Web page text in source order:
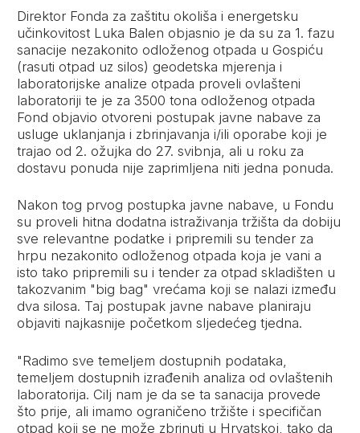
Direktor Fonda za zaštitu okoliša i energetsku
učinkovitost Luka Balen objasnio je da su za 1. fazu
sanacije nezakonito odloženog otpada u Gospiću
(rasuti otpad uz silos) geodetska mjerenja i
laboratorijske analize otpada proveli ovlašteni
laboratoriji te je za 3500 tona odloženog otpada
Fond objavio otvoreni postupak javne nabave za
usluge uklanjanja i zbrinjavanja i/ili oporabe koji je
trajao od 2. ožujka do 27. svibnja, ali u roku za
dostavu ponuda nije zaprimljena niti jedna ponuda.
Nakon tog prvog postupka javne nabave, u Fondu
su proveli hitna dodatna istraživanja tržišta da dobiju
sve relevantne podatke i pripremili su tender za
hrpu nezakonito odloženog otpada koja je vani a
isto tako pripremili su i tender za otpad skladišten u
takozvanim "big bag" vrećama koji se nalazi između
dva silosa. Taj postupak javne nabave planiraju
objaviti najkasnije početkom sljedećeg tjedna.
"Radimo sve temeljem dostupnih podataka,
temeljem dostupnih izrađenih analiza od ovlaštenih
laboratorija. Cilj nam je da se ta sanacija provede
što prije, ali imamo ograničeno tržište i specifičan
otpad koji se ne može zbrinuti u Hrvatskoj, tako da